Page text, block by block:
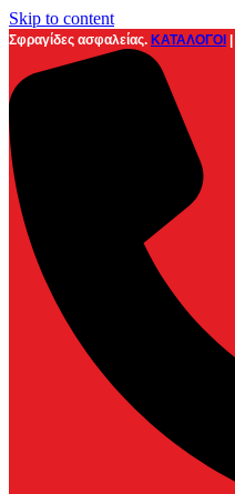
Skip to content
Σφραγίδες ασφαλείας. ΚΑΤΑΛΟΓΟΙ